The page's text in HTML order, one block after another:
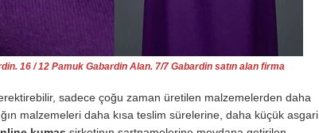
16 / 12 Pamuk Gabardin Alan. 7/7 Gabardin satın alan firma
sadece çoğu zaman üretilen malzemelerden daha
malzemeleri daha kısa teslim sürelerine, daha küçük asgari